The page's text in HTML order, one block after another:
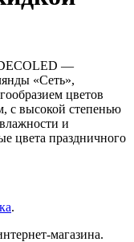
—
«Сеть»,
цветов
с высокой степенью
и
цвета праздничного
.
магазина.